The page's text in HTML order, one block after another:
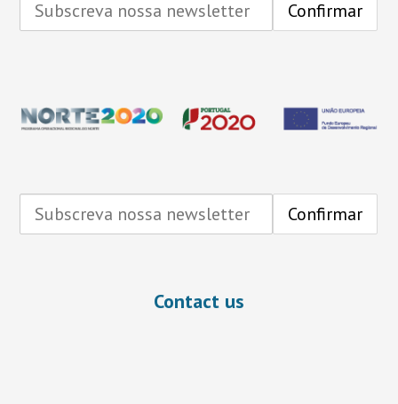
Contact us